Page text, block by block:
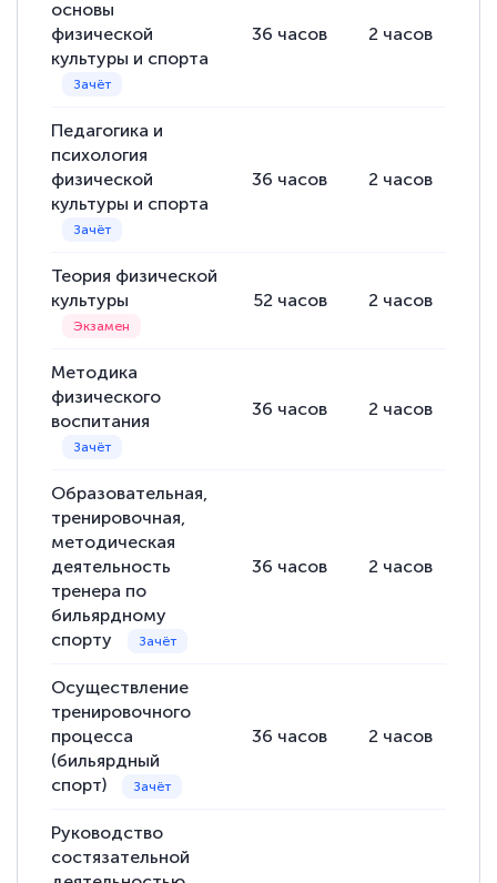
основы
физической
культуры и спорта
36 часов 2 часов
Педагогика и
психология
физической
культуры и спорта
36 часов 2 часов
Теория физической
культуры
52 часов 2 часов
Методика
физического
воспитания
36 часов 2 часов
Образовательная,
тренировочная,
методическая
деятельность
тренера по
бильярдному
спорту
36 часов 2 часов
Осуществление
тренировочного
процесса
(бильярдный
спорт)
36 часов 2 часов
Руководство
состязательной